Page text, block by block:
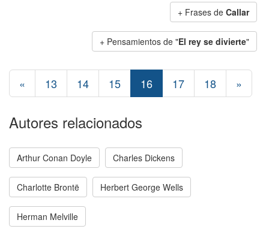
+ Frases de Callar
+ Pensamientos de "El rey se divierte"
« 13 14 15 16 17 18 »
Autores relacionados
Arthur Conan Doyle Charles Dickens
Charlotte Brontë Herbert George Wells
Herman Melville